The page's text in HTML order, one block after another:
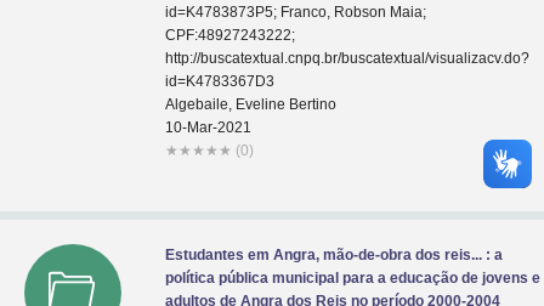
id=K4783873P5; Franco, Robson Maia;
CPF:48927243222;
http://buscatextual.cnpq.br/buscatextual/visualizacv.do?
id=K4783367D3
Algebaile, Eveline Bertino
10-Mar-2021
★ ★ ★ ★ ★ (0)
Estudantes em Angra, mão-de-obra dos reis... : a
política pública municipal para a educação de jovens e
adultos de Angra dos Reis no período 2000-2004